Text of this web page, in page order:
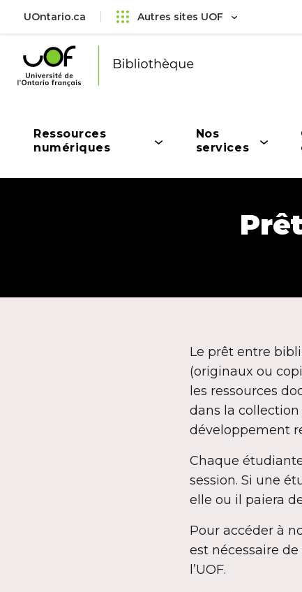
principal
UOntario.ca Autres sites UOF
Université
Ouvrir
Ressources
numériques
Ouvrir
Nos
services
Le prêt entre
(originaux ou
les ressources
dans la
développement
Chaque
session. Si une
elle ou il paiera
Pour accéder à
est nécessaire
l’UOF.